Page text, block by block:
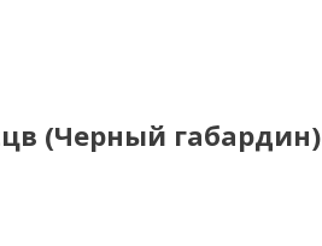
(Черный габардин)